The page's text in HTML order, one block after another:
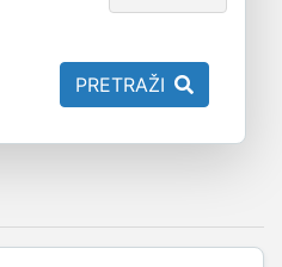
PRETRAŽI